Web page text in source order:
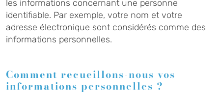
les informations concernant une personne
identifiable. Par exemple, votre nom et votre
adresse électronique sont considérés comme des
informations personnelles.
Comment recueillons-nous vos
informations personnelles ?